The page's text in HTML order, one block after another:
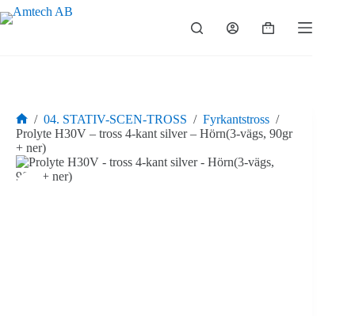
Hoppa
till
Varukorg
Hem
/ 04. STATIV-SCEN-TROSS / Fyrkantstross /
Prolyte H30V – tross 4-kant silver – Hörn(3-vägs, 90gr
+ ner)